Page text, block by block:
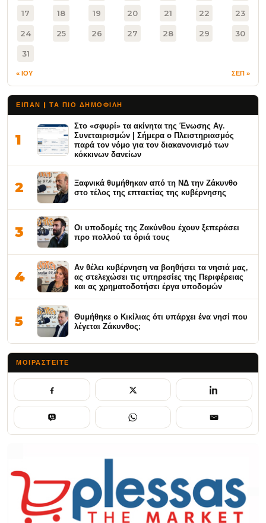
17 18 19 20 21 22 23
24 25 26 27 28 29 30
31
« ΙΟΥ ΣΕΠ »
ΕΙΠΑΝ | ΤΑ ΠΙΟ ΔΗΜΟΦΙΛΉ
1
Στο «σφυρί» τα ακίνητα της Ένωσης Αγ.
Συνεταιρισμών | Σήμερα ο Πλειστηριασμός
παρά τον νόμο για τον διακανονισμό των
κόκκινων δανείων
2
Ξαφνικά θυμήθηκαν από τη ΝΔ την Ζάκυνθο
στο τέλος της επταετίας της κυβέρνησης
3
Οι υποδομές της Ζακύνθου έχουν ξεπεράσει
προ πολλού τα όριά τους
4
Αν θέλει κυβέρνηση να βοηθήσει τα νησιά μας,
ας στελεχώσει τις υπηρεσίες της Περιφέρειας
και ας χρηματοδοτήσει έργα υποδομών
5
Θυμήθηκε ο Κικίλιας ότι υπάρχει ένα νησί που
λέγεται Ζάκυνθος;
ΜΟΙΡΑΣΤΕΊΤΕ